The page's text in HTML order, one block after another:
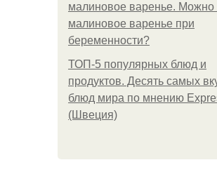
малиновое варенье. Можно
малиновое варенье при
беременности?
ТОП-5 популярных блюд и
продуктов. Десять самых
блюд мира по мнению
(Швеция)